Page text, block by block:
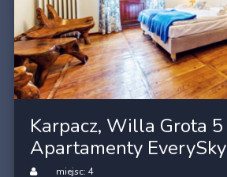
Karpacz, Willa Grota 5
Apartamenty EverySky
miejsc: 4